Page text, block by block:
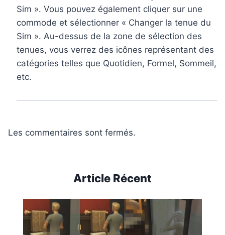
Sim ». Vous pouvez également cliquer sur une
commode et sélectionner « Changer la tenue du
Sim ». Au-dessus de la zone de sélection des
tenues, vous verrez des icônes représentant des
catégories telles que Quotidien, Formel, Sommeil,
etc.
Les commentaires sont fermés.
Article Récent